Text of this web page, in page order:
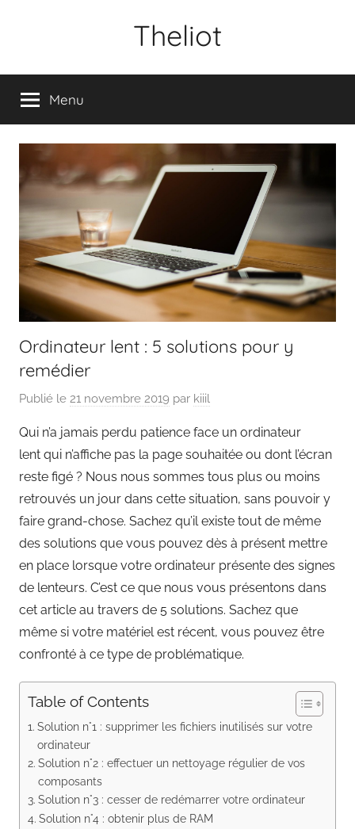
Theliot
Menu
Ordinateur lent : 5 solutions pour y
remédier
Publié le 21 novembre 2019 par kiiil
Qui n’a jamais perdu patience face un ordinateur
lent qui n’affiche pas la page souhaitée ou dont l’écran
reste figé ? Nous nous sommes tous plus ou moins
retrouvés un jour dans cette situation, sans pouvoir y
faire grand-chose. Sachez qu’il existe tout de même
des solutions que vous pouvez dès à présent mettre
en place lorsque votre ordinateur présente des signes
de lenteurs. C’est ce que nous vous présentons dans
cet article au travers de 5 solutions. Sachez que
même si votre matériel est récent, vous pouvez être
confronté à ce type de problématique.
Table of Contents
Solution n°1 : supprimer les fichiers inutilisés sur votre
ordinateur
Solution n°2 : effectuer un nettoyage régulier de vos
composants
Solution n°3 : cesser de redémarrer votre ordinateur
Solution n°4 : obtenir plus de RAM